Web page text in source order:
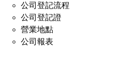
公司登記流程
公司登記證
營業地點
公司報表